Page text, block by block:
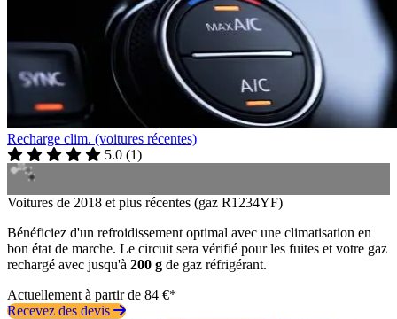
Recharge clim. (voitures récentes)
5.0 (1)
Voitures de 2018 et plus récentes (gaz R1234YF)
Bénéficiez d'un refroidissement optimal avec une climatisation en
bon état de marche. Le circuit sera vérifié pour les fuites et votre gaz
rechargé avec jusqu'à 200 g de gaz réfrigérant.
Actuellement à partir de 84 €*
Recevez des devis